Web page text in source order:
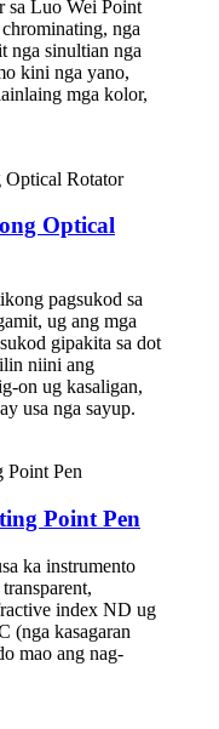
sa Luo Wei Point
nga
nga sinultian nga
kini nga yano,
mga kolor,
Optical
pagsukod sa
ug ang mga
gipakita sa dot
niini ang
on ug kasaligan,
usa nga sayup.
Point Pen
ka instrumento
index ND ug
(nga kasagaran
mao ang nag-